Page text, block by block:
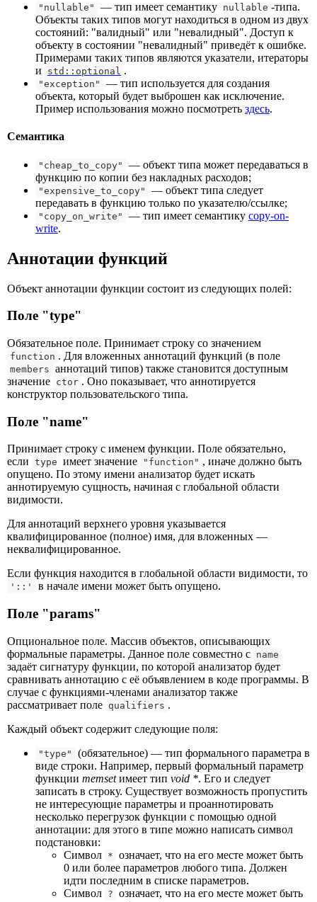
"nullable" — тип имеет семантику nullable -типа.
Объекты таких типов могут находиться в одном из двух
состояний: "валидный" или "невалидный". Доступ к
объекту в состоянии "невалидный" приведёт к ошибке.
Примерами таких типов являются указатели, итераторы
и
std::optional .
"exception"
— тип используется для создания
объекта, который будет выброшен как исключение.
Пример использования можно посмотреть здесь.
Семантика
"cheap_to_copy"
— объект типа может передаваться в
функцию по копии без накладных расходов;
"expensive_to_copy"
— объект типа следует
передавать в функцию только по указателю/ссылке;
"copy_on_write" — тип имеет семантику copy-on-
write.
Аннотации функций
Объект аннотации функции состоит из следующих полей:
Поле "type"
Обязательное поле. Принимает строку со значением
function . Для вложенных аннотаций функций (в поле
members аннотаций типов) также становится доступным
значение ctor . Оно показывает, что аннотируется
конструктор пользовательского типа.
Поле "name"
Принимает строку с именем функции. Поле обязательно,
если type имеет значение "function" , иначе должно быть
опущено. По этому имени анализатор будет искать
аннотируемую сущность, начиная с глобальной области
видимости.
Для аннотаций верхнего уровня указывается
квалифицированное (полное) имя, для вложенных —
неквалифицированное.
Если функция находится в глобальной области видимости, то
'::' в начале имени может быть опущено.
Поле "params"
Опциональное поле. Массив объектов, описывающих
формальные параметры. Данное поле совместно с name
задаёт сигнатуру функции, по которой анализатор будет
сравнивать аннотацию с её объявлением в коде программы. В
случае с функциями-членами анализатор также
рассматривает поле qualifiers .
Каждый объект содержит следующие поля:
"type"
(обязательное) — тип формального параметра в
виде строки. Например, первый формальный параметр
функции memsetимеет тип void *. Его и следует
записать в строку. Существует возможность пропустить
не интересующие параметры и проаннотировать
несколько перегрузок функции с помощью одной
аннотации: для этого в типе можно написать символ
подстановки:
Символ * означает, что на его месте может быть
0 или более параметров любого типа. Должен
идти последним в списке параметров.
Символ ? означает, что на его месте может быть